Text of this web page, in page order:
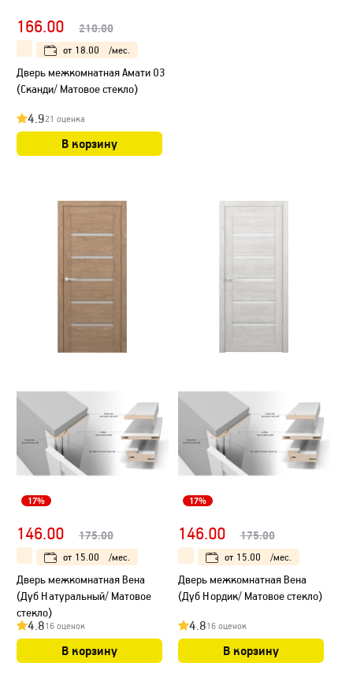
166.00 210.00
от 18.00 /мес.
Дверь межкомнатная Амати 03
(Сканди/ Матовое стекло)
4.921 оценка
В корзину
17%
146.00 175.00
от 15.00 /мес.
Дверь межкомнатная Вена
(Дуб Натуральный/ Матовое
стекло)
4.816 оценок
В корзину
17%
146.00 175.00
от 15.00 /мес.
Дверь межкомнатная Вена
(Дуб Нордик/ Матовое стекло)
4.816 оценок
В корзину